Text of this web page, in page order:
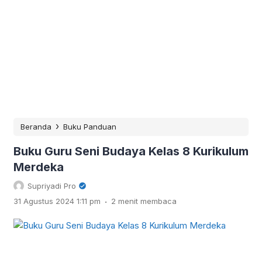
Beranda › Buku Panduan
Buku Guru Seni Budaya Kelas 8 Kurikulum
Merdeka
Supriyadi Pro
31 Agustus 2024 1:11 pm . 2 menit membaca